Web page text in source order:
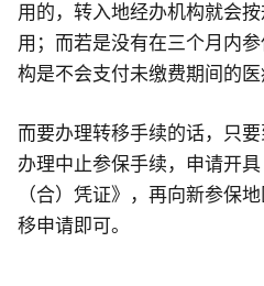
用的，转入地经办机构就会
用；而若是没有在三个月内
构是不会支付未缴费期间的医
而要办理转移手续的话，只
办理中止参保手续，申请开
（合）凭证》，再向新参保
移申请即可。